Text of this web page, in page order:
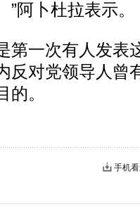
”阿卜杜拉表示。
一次有人发表
反对党领导人曾
的。
手机